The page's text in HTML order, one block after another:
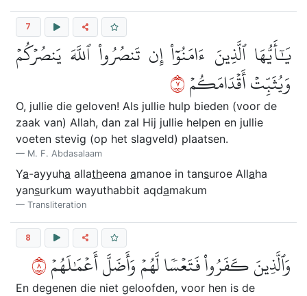
7
يَٰٓأَيُّهَا ٱلَّذِينَ ءَامَنُوٓاْ إِن تَنصُرُواْ ٱللَّهَ يَنصُرۡكُمۡ
وَيُثَبِّتۡ أَقۡدَامَكُمۡ٧
O, jullie die geloven! Als jullie hulp bieden (voor de
zaak van) Allah, dan zal Hij jullie helpen en jullie
voeten stevig (op het slagveld) plaatsen.
M. F. Abdasalaam
Ya-ayyuha allatheena amanoe in tansuroe Allaha
yansurkum wayuthabbit aqdamakum
Transliteration
8
وَٱلَّذِينَ كَفَرُواْ فَتَعۡسٗا لَّهُمۡ وَأَضَلَّ أَعۡمَٰلَهُمۡ٨
En degenen die niet geloofden, voor hen is de